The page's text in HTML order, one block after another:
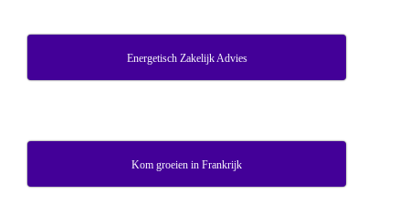
Energetisch Zakelijk Advies
Kom groeien in Frankrijk